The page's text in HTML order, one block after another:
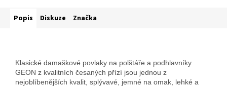
Popis Diskuze Značka
Klasické damaškové povlaky na polštáře a podhlavníky
GEON z kvalitních česaných přízí jsou jednou z
nejoblíbenějších kvalit, splývavé, jemné na omak, lehké a